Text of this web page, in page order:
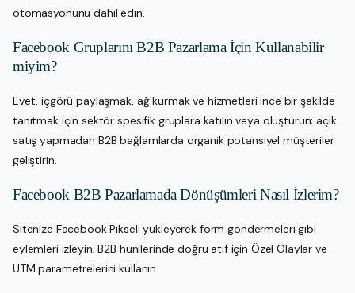
otomasyonunu dahil edin.
Facebook Gruplarını B2B Pazarlama İçin Kullanabilir
miyim?
Evet, içgörü paylaşmak, ağ kurmak ve hizmetleri ince bir şekilde
tanıtmak için sektör spesifik gruplara katılın veya oluşturun; açık
satış yapmadan B2B bağlamlarda organik potansiyel müşteriler
geliştirin.
Facebook B2B Pazarlamada Dönüşümleri Nasıl İzlerim?
Sitenize Facebook Pikseli yükleyerek form göndermeleri gibi
eylemleri izleyin; B2B hunilerinde doğru atıf için Özel Olaylar ve
UTM parametrelerini kullanın.